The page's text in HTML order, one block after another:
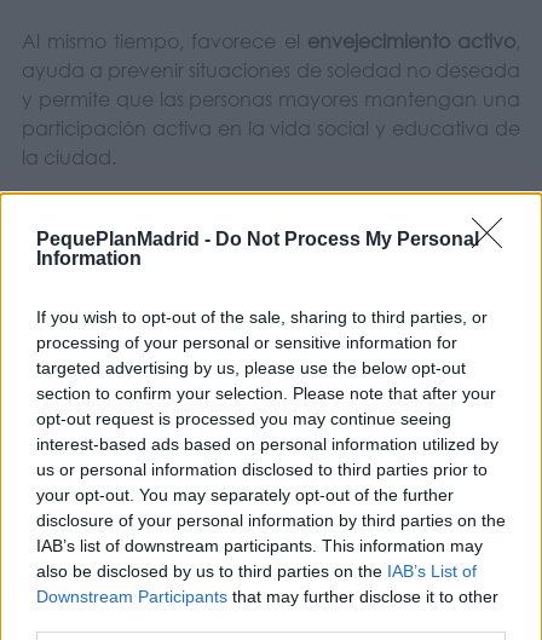
PequePlanMadrid - Do Not Process My Personal
Information
If you wish to opt-out of the sale, sharing to third parties, or
processing of your personal or sensitive information for
targeted advertising by us, please use the below opt-out
section to confirm your selection. Please note that after your
opt-out request is processed you may continue seeing
interest-based ads based on personal information utilized by
us or personal information disclosed to third parties prior to
your opt-out. You may separately opt-out of the further
disclosure of your personal information by third parties on the
IAB’s list of downstream participants. This information may
also be disclosed by us to third parties on the IAB’s List of
Downstream Participants that may further disclose it to other
Al mismo tiempo, favorece el envejecimiento activo
ayuda a prevenir situaciones de soledad no deseada
y permite que las personas mayores mantengan una
participación activa en la vida social y educativa de
la ciudad.
Una ciudad comprometida con las personas
mayores
iniciativas que se desarrollan para mejorar la calidad
de vida de las personas mayores mediante
actividades relacionadas con la cultura, el ocio, el
deporte o las nuevas tecnologías.
Además, Fuenlabrada forma parte de la red de
Ciudades Amigas de las Personas Mayoresimpulsada
por la Organización Mundial de la Salud, un proyecto
que promueve entornos más accesibles y adaptados
a las necesidades de este colectivo.